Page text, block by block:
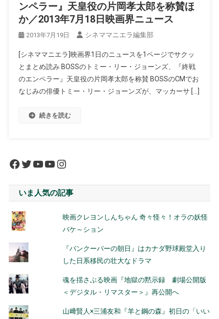
ンペラー』天皇役の片岡孝太郎を称賛ほ
か／2013年7月18日映画界ニュース
2013年7月19日 シネママニエラ編集部
[シネママニエラ]映画界1日のニュースを1ページでサクッ
とまとめ読み BOSSのトミー・リー・ジョーンズ、『終戦
のエンペラー』天皇役の片岡孝太郎を称賛 BOSSのCMでお
なじみの俳優トミー・リー・ジョーンズが、マッカーサ […]
続きを読む
Facebook
Twitter
YouTube
YouTube
Instagram
いま人気の記事
映画クレヨンしんちゃん 奇々怪々！オラの妖怪
バケ～ション
『バンクーバーの朝日』はカナダ野球殿堂入り
した日系移民の壮大なドラマ
魂を揺さぶる映画『地獄の黙示録 劇場公開版
＜デジタル・リマスター＞』再公開へ
山﨑賢人×三浦友和『羊と鋼の森』初日の「いい